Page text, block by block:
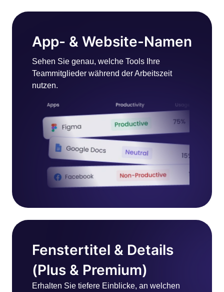
App- & Website-Namen
Sehen Sie genau, welche Tools Ihre
Teammitglieder während der Arbeitszeit
nutzen.
Fenstertitel & Details
(Plus & Premium)
Erhalten Sie tiefere Einblicke, an welchen